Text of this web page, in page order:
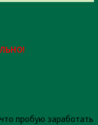
пробую заработать